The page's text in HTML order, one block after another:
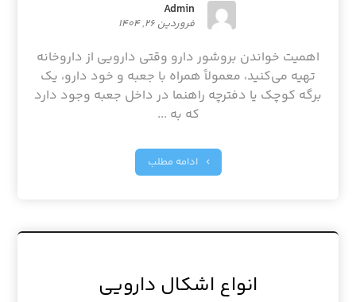
Admin
فروردین ۲۶, ۱۴۰۴
اهمیت خواندن بروشور دارو وقتی دارویی از داروخانه
تهیه می‌کنید، معمولاً همراه با جعبه و خود دارو، یک
برگه کوچک یا دفترچه راهنما در داخل جعبه وجود دارد
که به ...
ادامه مطلب
انواع اشکال دارویی